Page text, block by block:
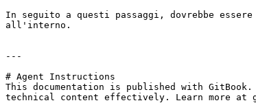
In seguito a questi passaggi, dovrebbe
all'interno.
---
# Agent Instructions
This documentation is published with
technical content effectively. Learn more at